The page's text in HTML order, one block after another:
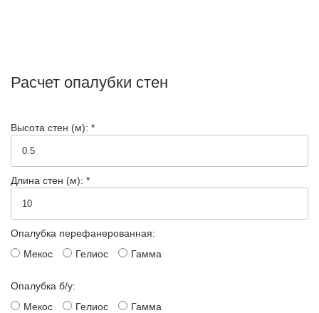
Расчет опалубки стен
Высота стен (м): *
Длина стен (м): *
Опалубка перефанерованная:
Мекос
Гелиос Гамма
Опалубка б/у:
Мекос
Гелиос Гамма